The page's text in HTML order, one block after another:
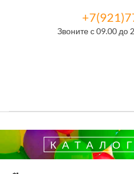
Звоните с 09.00 до